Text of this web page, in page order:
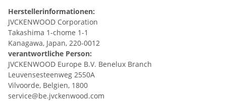
Herstellerinformationen:
JVCKENWOOD Corporation
Takashima 1-chome 1-1
Kanagawa, Japan, 220-0012
verantwortliche Person:
JVCKENWOOD Europe B.V. Benelux Branch
Leuvensesteenweg 2550A
Vilvoorde, Belgien, 1800
service@be.jvckenwood.com